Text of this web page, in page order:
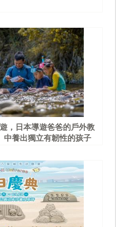
，日本導遊爸爸的戶外教
中養出獨立有韌性的孩子